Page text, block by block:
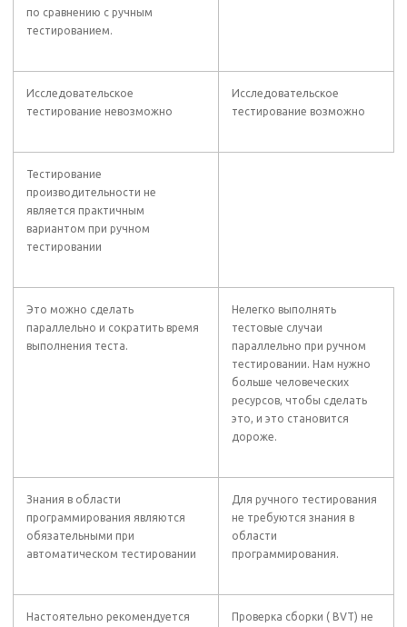
по сравнению с ручным
тестированием.
Исследовательское
тестирование невозможно
Исследовательское
тестирование возможно
Тестирование
производительности не
является практичным
вариантом при ручном
тестировании
Это можно сделать
параллельно и сократить время
выполнения теста.
Нелегко выполнять
тестовые случаи
параллельно при ручном
тестировании. Нам нужно
больше человеческих
ресурсов, чтобы сделать
это, и это становится
дороже.
Знания в области
программирования являются
обязательными при
автоматическом тестировании
Для ручного тестирования
не требуются знания в
области
программирования.
Настоятельно рекомендуется
Проверка сборки ( BVT) не